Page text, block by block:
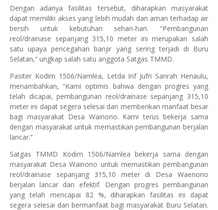
Dengan adanya fasilitas tersebut, diharapkan masyarakat
dapat memiliki akses yang lebih mudah dan aman terhadap air
bersih untuk kebutuhan sehari-hari. “Pembangunan
reol/drainase sepanjang 315,10 meter ini merupakan salah
satu upaya pencegahan banjir yang sering terjadi di Buru
Selatan,” ungkap salah satu anggota Satgas TMMD.
Pasiter Kodim 1506/Namlea, Letda Inf Jufri Sanrah Henaulu,
menambahkan, “Kami optimis bahwa dengan progres yang
telah dicapai, pembangunan reol/drainase sepanjang 315,10
meter ini dapat segera selesai dan memberikan manfaat besar
bagi masyarakat Desa Wainono. Kami terus bekerja sama
dengan masyarakat untuk memastikan pembangunan berjalan
lancar.”
Satgas TMMD Kodim 1506/Namlea bekerja sama dengan
masyarakat Desa Wainono untuk memastikan pembangunan
reol/drainase sepanjang 315,10 meter di Desa Waenono
berjalan lancar dan efektif. Dengan progres pembangunan
yang telah mencapai 82 %, diharapkan fasilitas ini dapat
segera selesai dan bermanfaat bagi masyarakat Buru Selatan.